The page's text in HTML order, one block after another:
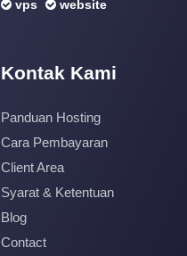
vps website
Kontak Kami
Panduan Hosting
Cara Pembayaran
Client Area
Syarat & Ketentuan
Blog
Contact